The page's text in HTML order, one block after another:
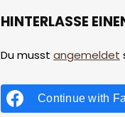
HINTERLASSE
Du musst angemeldet
Continue with